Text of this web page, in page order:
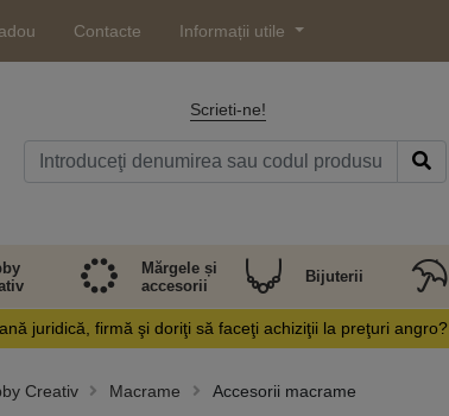
Contacte Informații utile
Scrieti-ne!
Mărgele și
accesorii
Bijuterii
juridică, firmă şi doriţi să faceţi achiziţii la preţuri angro?
Creativ Macrame Accesorii macrame